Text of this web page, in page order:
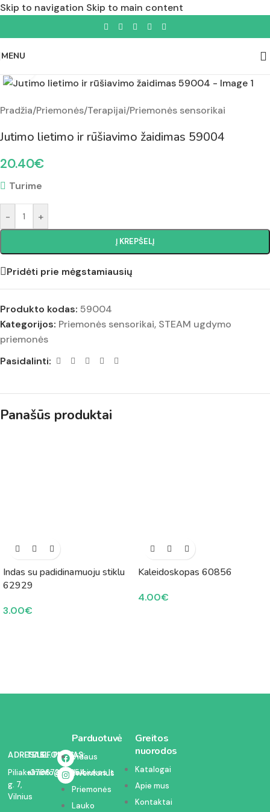
Skip to navigation Skip to main content
MENU
Pradžia/Priemonės/Terapijai/Priemonės sensorikai
Jutimo lietimo ir rūšiavimo žaidimas 59004
20.40€
Turime
- +
Į KREPŠELĮ
Pridėti prie mėgstamiausių
Produkto kodas: 59004
Kategorijos: Priemonės sensorikai, STEAM ugdymo
priemonės
Pasidalinti:
Panašūs produktai
Indas su padidinamuoju stiklu
62929
3.00€
Kaleidoskopas 60856
4.00€
ADRESAS:
Piliakalnio
g. 7,
Vilnius
TELEFONAS:
+37067350054
EL. PAŠTAS:
info@kodelciukas.lt
Parduotuvė
Vidaus
inventorius
Priemonės
Lauko
Greitos
nuorodos
Katalogai
Apie mus
Kontaktai